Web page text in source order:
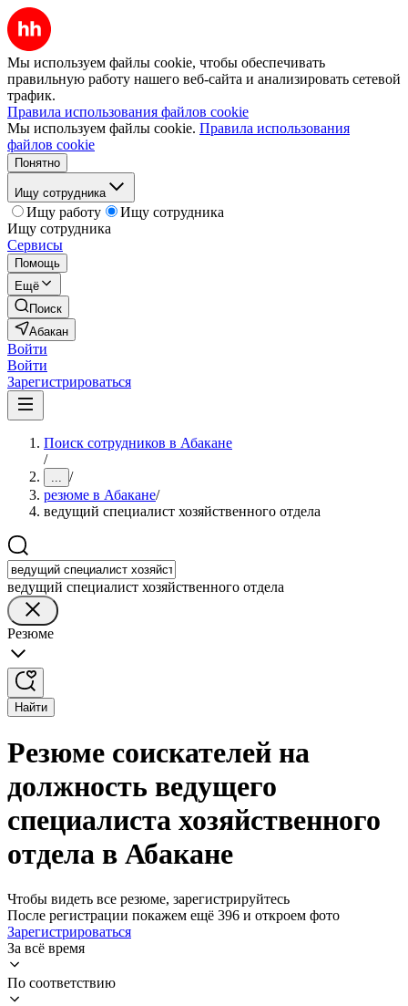
Мы используем файлы cookie, чтобы обеспечивать
правильную работу нашего веб-сайта и анализировать сетевой
трафик.
Правила использования файлов cookie
Мы используем файлы cookie. Правила использования
файлов cookie
Понятно
Ищу сотрудника
Ищу работу
Ищу сотрудника
Ищу сотрудника
Сервисы
Помощь
Ещё
Поиск
Абакан
Войти
Войти
Зарегистрироваться
Поиск сотрудников в Абакане
/
... /
резюме в Абакане/
ведущий специалист хозяйственного отдела
ведущий специалист хозяйственного отдела
Резюме
Найти
Резюме соискателей на
должность ведущего
специалиста хозяйственного
отдела в Абакане
Чтобы видеть все резюме, зарегистрируйтесь
После регистрации покажем ещё 396 и откроем фото
Зарегистрироваться
За всё время
По соответствию